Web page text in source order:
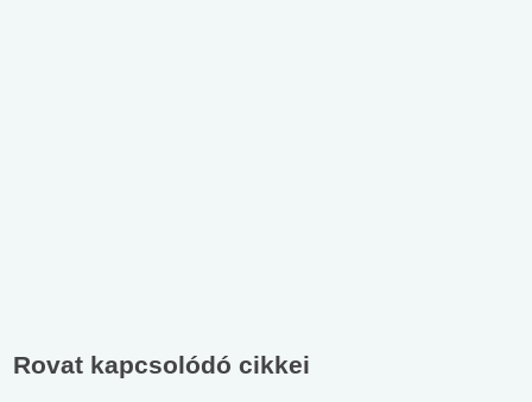
Rovat kapcsolódó cikkei